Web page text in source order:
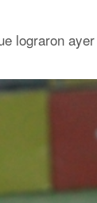
lograron